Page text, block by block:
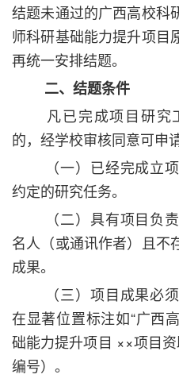
结题未通过的广西高校科
师科研基础能力提升项目
再统一安排结题。
二、结题条件
凡已完成项目研究
的，经学校审核同意可申
（一）已经完成立
约定的研究任务。
（二）具有项目负
名人（或通讯作者）且不
成果。
（三）项目成果必
在显著位置标注如“广西
础能力提升项目 ××项目
编号）。